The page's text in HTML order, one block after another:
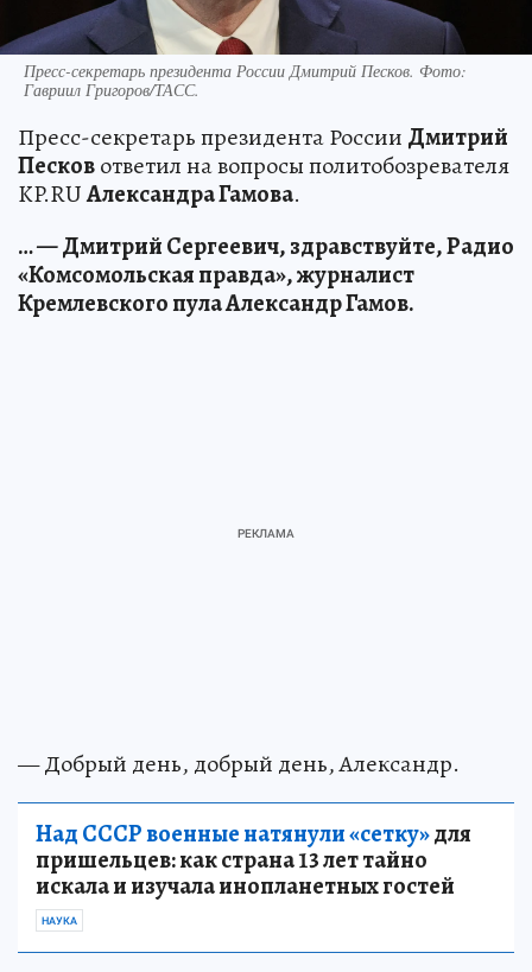
Пресс-секретарь президента России Дмитрий Песков. Фото:
Гавриил Григоров/ТАСС.
Пресс-секретарь президента России Дмитрий
Песковответил на вопросы политобозревателя
KP.RUАлександра Гамова.
… — Дмитрий Сергеевич, здравствуйте, Радио
«Комсомольская правда», журналист
Кремлевского пула Александр Гамов.
— Добрый день, добрый день, Александр.
Над СССР военные натянули «сетку»для
пришельцев: как страна 13 лет тайно
искала и изучала инопланетных гостей
НАУКА